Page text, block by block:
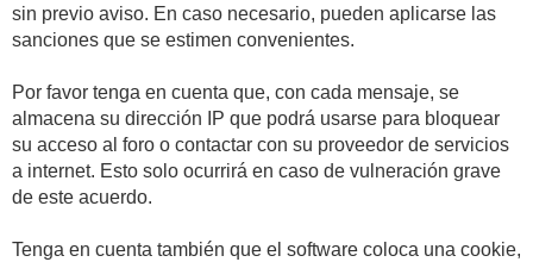
sin previo aviso. En caso necesario, pueden aplicarse las
sanciones que se estimen convenientes.
Por favor tenga en cuenta que, con cada mensaje, se
almacena su dirección IP que podrá usarse para bloquear
su acceso al foro o contactar con su proveedor de servicios
a internet. Esto solo ocurrirá en caso de vulneración grave
de este acuerdo.
Tenga en cuenta también que el software coloca una cookie,